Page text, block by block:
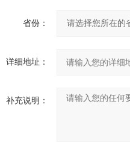
省份：
详细地址：
补充说明：